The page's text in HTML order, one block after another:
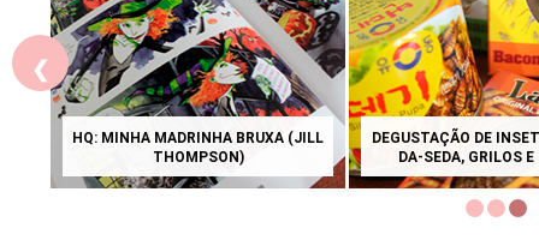
HQ: MINHA MADRINHA BRUXA (JILL
THOMPSON)
DEGUSTAÇÃO DE
DA-SEDA, GRILOS
❮